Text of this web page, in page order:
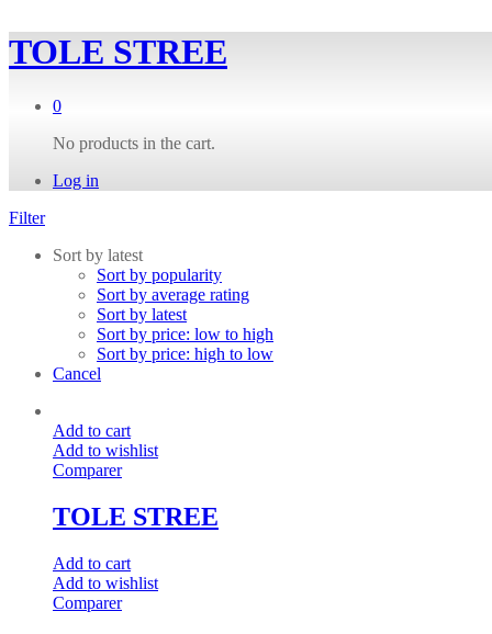
TOLE STREE
0
No products in the cart.
Log in
Filter
Sort by latest
Sort by popularity
Sort by average rating
Sort by latest
Sort by price: low to high
Sort by price: high to low
Cancel
Add to cart
Add to wishlist
Comparer
TOLE STREE
Add to cart
Add to wishlist
Comparer